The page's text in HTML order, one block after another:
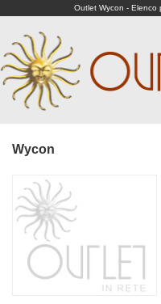
Outlet Wycon - Elenco
Wycon